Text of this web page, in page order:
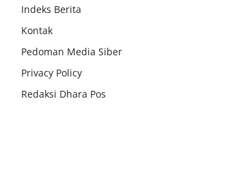
Indeks Berita
Kontak
Pedoman Media Siber
Privacy Policy
Redaksi Dhara Pos